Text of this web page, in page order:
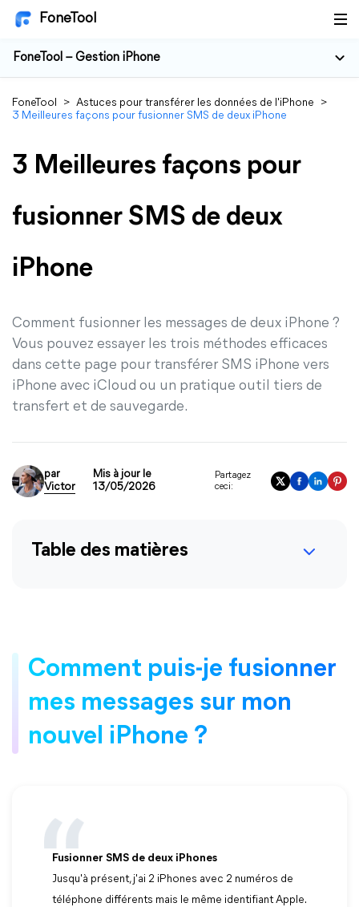
FoneTool
FoneTool – Gestion iPhone
FoneTool > Astuces pour transférer les données de l'iPhone
>
3 Meilleures façons pour fusionner SMS de deux iPhone
3 Meilleures façons pour
fusionner SMS de deux
iPhone
Comment fusionner les messages de deux iPhone ?
Vous pouvez essayer les trois méthodes efficaces
dans cette page pour transférer SMS iPhone vers
iPhone avec iCloud ou un pratique outil tiers de
transfert et de sauvegarde.
par
Victor
Mis à jour le
13/05/2026
Partagez
ceci:
Table des matières
Comment puis-je fusionner
mes messages sur mon
nouvel iPhone ?
Fusionner SMS de deux iPhones
Jusqu'à présent, j'ai 2 iPhones avec 2 numéros de
téléphone différents mais le même identifiant Apple.